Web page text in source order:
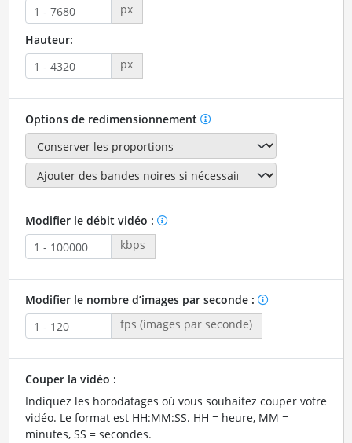
px
Hauteur:
px
Options de redimensionnement
Modifier le débit vidéo :
kbps
Modifier le nombre d’images par seconde :
fps (images par seconde)
Couper la vidéo :
Indiquez les horodatages où vous souhaitez couper votre
vidéo. Le format est HH:MM:SS. HH = heure, MM =
minutes, SS = secondes.